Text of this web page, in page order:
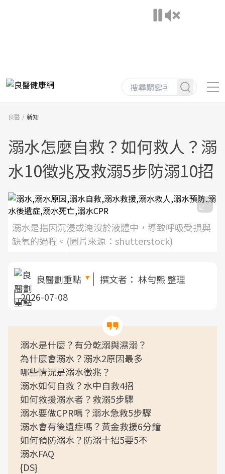
良醫 新知
溺水怎麼自救？如何救人？溺
水10徵兆及救溺5步防溺10招
溺水是指因沉浸或淹沒於液體中，導致呼吸受損與
缺氧的過程。(圖片來源：shutterstock)
良醫劃重點 撰文者： 林勻熙 整理
2026-07-08
溺水是什麼？有分乾溺與濕溺？
為什麼會溺水？溺水2原因最多
哪些情況是溺水徵兆？
溺水如何自救？水中自救4招
如何救援溺水者？救溺5步驟
溺水要做CPR嗎？溺水急救5步驟
溺水會有後遺症嗎？黃金救援6分鐘
如何預防溺水？防溺十招5要5不
溺水FAQ
{DS}